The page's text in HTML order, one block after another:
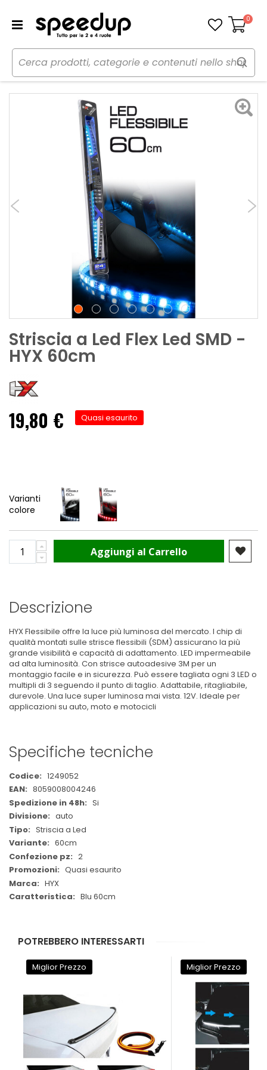
Carrello
0
Home Auto Illuminazione
Led
Striscia a Led Flex Led SMD - HYX
Striscia a Led Flex Led SMD -
HYX 60cm
19,80 € Quasi esaurito
Varianti
colore
Aggiungi al Carrello
Descrizione
HYX Flessibile offre la luce più luminosa del mercato. I chip di
qualità montati sulle strisce flessibili (SDM) assicurano la più
grande visibilità e capacità di adattamento. LED impermeabile
ad alta luminosità. Con strisce autoadesive 3M per un
montaggio facile e in sicurezza. Può essere tagliata ogni 3 LED o
multipli di 3 seguendo il punto di taglio. Adattabile, ritagliabile,
durevole. Una luce super luminosa mai vista. 12V. Ideale per
applicazioni su auto, moto e motocicli
Specifiche tecniche
Maggiori
Informazioni
1249052
8059008004246
Si
auto
Striscia a Led
60cm
2
Quasi esaurito
HYX
Blu 60cm
POTREBBERO INTERESSARTI
Miglior Prezzo Miglior Prezzo